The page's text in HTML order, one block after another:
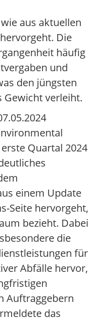
aus aktuellen
Die
häufig
und
den jüngsten
Gewicht verleiht.
Quartal 2024
einem Update
Seite hervorgeht,
bezieht. Dabei
die
für
Abfälle hervor,
Auftraggebern
das